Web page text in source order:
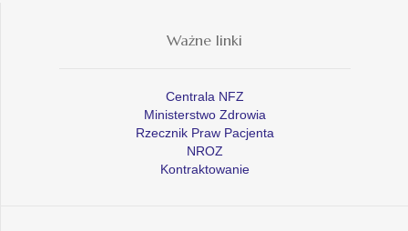
Ważne linki
Centrala NFZ
Ministerstwo Zdrowia
Rzecznik Praw Pacjenta
NROZ
Kontraktowanie